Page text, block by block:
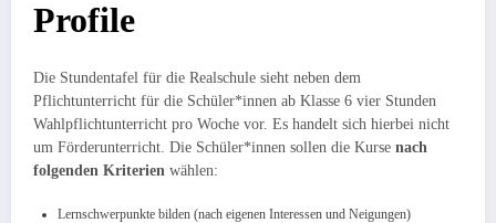
Profile
Die Stundentafel für die Realschule sieht neben dem
Pflichtunterricht für die Schüler*innen ab Klasse 6 vier Stunden
Wahlpflichtunterricht pro Woche vor. Es handelt sich hierbei nicht
um Förderunterricht. Die Schüler*innen sollen die Kurse nach
folgenden Kriterien wählen:
Lernschwerpunkte bilden (nach eigenen Interessen und Neigungen)